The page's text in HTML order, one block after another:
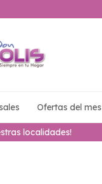
localidades!
Ofertas del mes